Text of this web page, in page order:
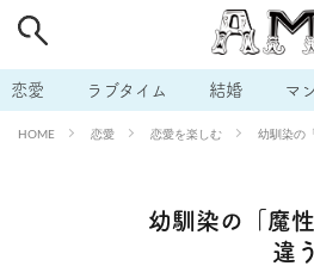
恋愛 ラブタイム 結婚 マ
HOME 恋愛 恋愛を楽しむ 幼馴染の
幼馴染の「魔
違
# 男の本音
# 出会う方法 # マッチングアプリ